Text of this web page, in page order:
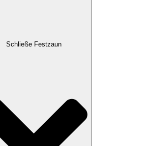
Schließe Festzaun